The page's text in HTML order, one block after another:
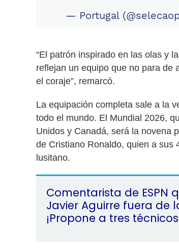
— Portugal
“El patrón inspirado en las olas y
reflejan un equipo que no para de
el coraje”, remarcó.
La equipación completa sale a la
todo el mundo. El Mundial 2026,
Unidos y Canadá, será la novena
de Cristiano Ronaldo, quien a sus
lusitano.
Comentarista de ESPN
Javier Aguirre fuera de
¡Propone a tres